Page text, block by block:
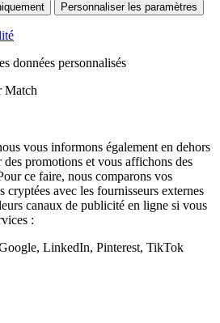
Personnaliser les paramètres
données personnalisés
Match
vous informons également en dehors
des promotions et vous affichons des
ce faire, nous comparons vos
cryptées avec les fournisseurs externes
canaux de publicité en ligne si vous
:
LinkedIn, Pinterest, TikTok